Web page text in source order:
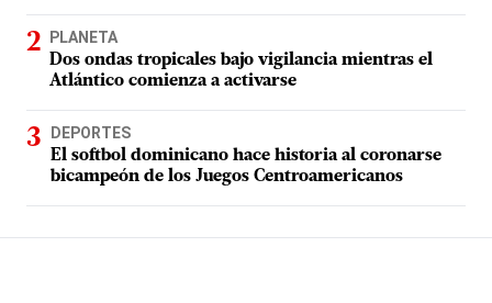
PLANETA
Dos ondas tropicales bajo vigilancia mientras el
Atlántico comienza a activarse
DEPORTES
El softbol dominicano hace historia al coronarse
bicampeón de los Juegos Centroamericanos